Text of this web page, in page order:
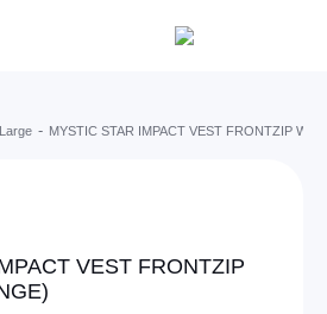
Large MYSTIC STAR IMPACT VEST FRONTZIP
VEST FRONTZIP